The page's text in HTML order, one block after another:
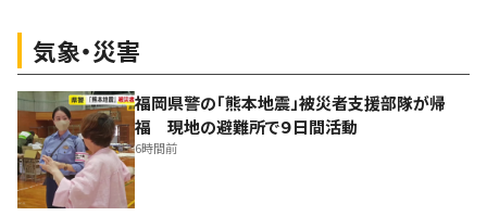
気象・災害
福岡県警の「熊本地震」被災者支援部隊が帰
福 現地の避難所で９日間活動
6時間前